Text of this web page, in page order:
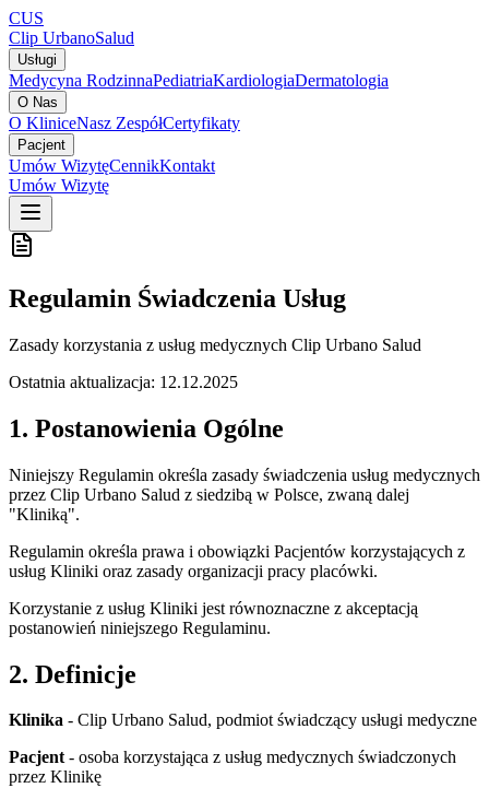
CUS
Clip UrbanoSalud
Usługi
Medycyna RodzinnaPediatriaKardiologiaDermatologia
O Nas
O KliniceNasz ZespółCertyfikaty
Pacjent
Umów WizytęCennikKontakt
Umów Wizytę
Regulamin Świadczenia Usług
Zasady korzystania z usług medycznych Clip Urbano Salud
Ostatnia aktualizacja: 12.12.2025
1. Postanowienia Ogólne
Niniejszy Regulamin określa zasady świadczenia usług medycznych
przez Clip Urbano Salud z siedzibą w Polsce, zwaną dalej
"Kliniką".
Regulamin określa prawa i obowiązki Pacjentów korzystających z
usług Kliniki oraz zasady organizacji pracy placówki.
Korzystanie z usług Kliniki jest równoznaczne z akceptacją
postanowień niniejszego Regulaminu.
2. Definicje
Klinika - Clip Urbano Salud, podmiot świadczący usługi medyczne
Pacjent- osoba korzystająca z usług medycznych świadczonych
przez Klinikę